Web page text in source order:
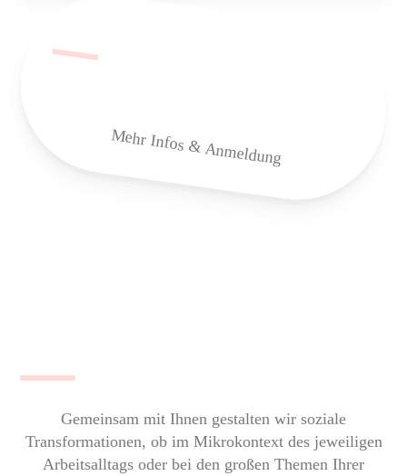
Mehr Infos & Anmeldung
Gemeinsam mit Ihnen gestalten wir soziale
Transformationen, ob im Mikrokontext des jeweiligen
Arbeitsalltags oder bei den großen Themen Ihrer